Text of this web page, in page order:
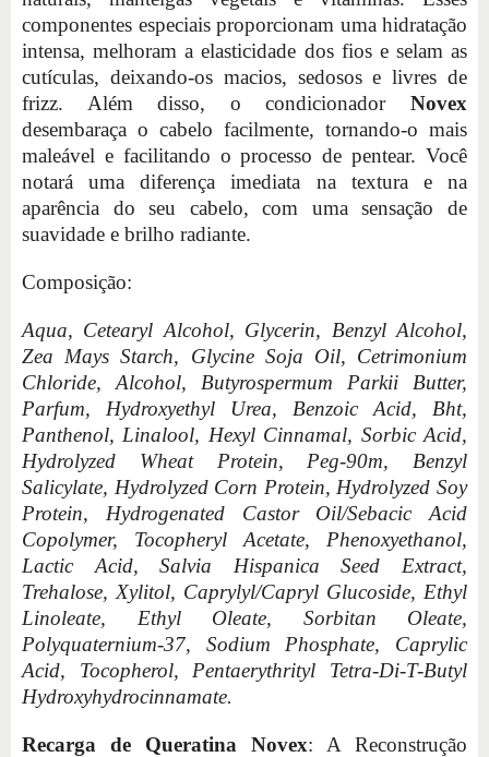
componentes especiais proporcionam uma hidratação
intensa, melhoram a elasticidade dos fios e selam as
cutículas, deixando-os macios, sedosos e livres de
frizz. Além disso, o condicionador Novex
desembaraça o cabelo facilmente, tornando-o mais
maleável e facilitando o processo de pentear. Você
notará uma diferença imediata na textura e na
aparência do seu cabelo, com uma sensação de
suavidade e brilho radiante.
Composição:
Aqua, Cetearyl Alcohol, Glycerin, Benzyl Alcohol,
Zea Mays Starch, Glycine Soja Oil, Cetrimonium
Chloride, Alcohol, Butyrospermum Parkii Butter,
Parfum, Hydroxyethyl Urea, Benzoic Acid, Bht,
Panthenol, Linalool, Hexyl Cinnamal, Sorbic Acid,
Hydrolyzed Wheat Protein, Peg-90m, Benzyl
Salicylate, Hydrolyzed Corn Protein, Hydrolyzed Soy
Protein, Hydrogenated Castor Oil/Sebacic Acid
Copolymer, Tocopheryl Acetate, Phenoxyethanol,
Lactic Acid, Salvia Hispanica Seed Extract,
Trehalose, Xylitol, Caprylyl/Capryl Glucoside, Ethyl
Linoleate, Ethyl Oleate, Sorbitan Oleate,
Polyquaternium-37, Sodium Phosphate, Caprylic
Acid, Tocopherol, Pentaerythrityl Tetra-Di-T-Butyl
Hydroxyhydrocinnamate.
Recarga de Queratina Novex: A Reconstrução